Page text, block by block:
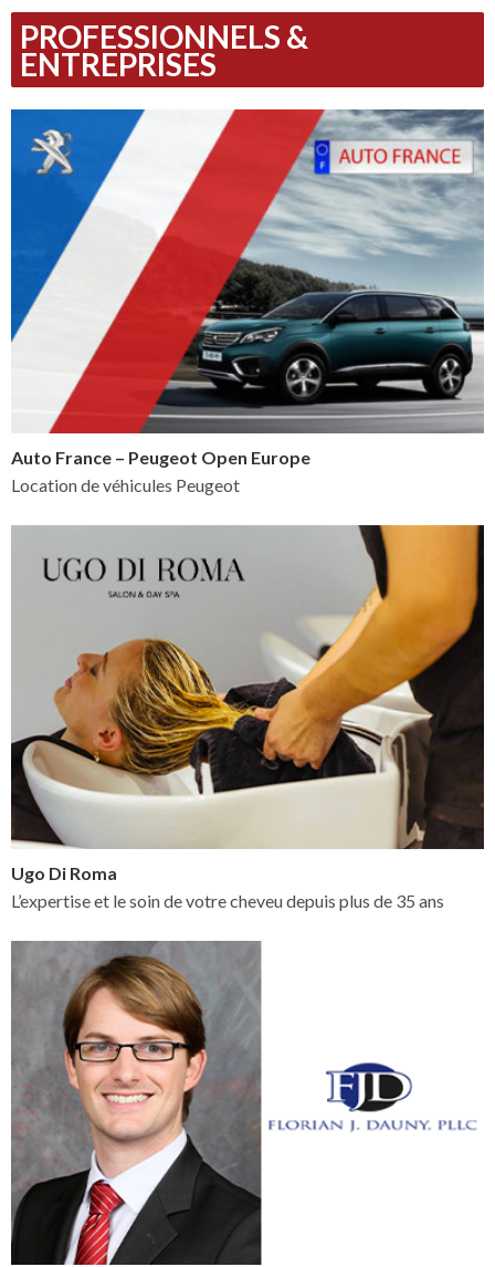
PROFESSIONNELS &
ENTREPRISES
Auto France – Peugeot Open Europe
Location de véhicules Peugeot
Ugo Di Roma
L’expertise et le soin de votre cheveu depuis plus de 35 ans